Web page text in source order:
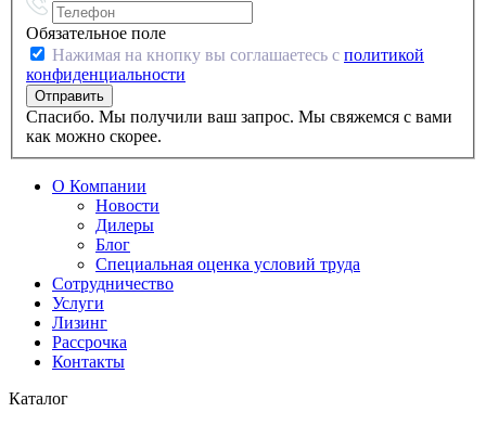
Обязательное поле
Нажимая на кнопку вы соглашаетесь с политикой
конфиденциальности
Спасибо. Мы получили ваш запрос. Мы свяжемся с вами
как можно скорее.
О Компании
Новости
Дилеры
Блог
Специальная оценка условий труда
Сотрудничество
Услуги
Лизинг
Рассрочка
Контакты
Каталог